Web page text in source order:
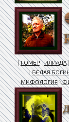
|ГОМЕР|ИЛИАДА
|БЕЛАЯ
МИФОЛОГИЯ\